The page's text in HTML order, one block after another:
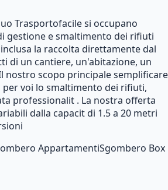
Trasportofacile si occupano
gestione e smaltimento dei rifiuti
la raccolta direttamente dal
di un cantiere, un'abitazione, un
nostro scopo principale semplificare
voi lo smaltimento dei rifiuti,
professionalit . La nostra offerta
dalla capacit di 1.5 a 20 metri
AppartamentiSgombero Box